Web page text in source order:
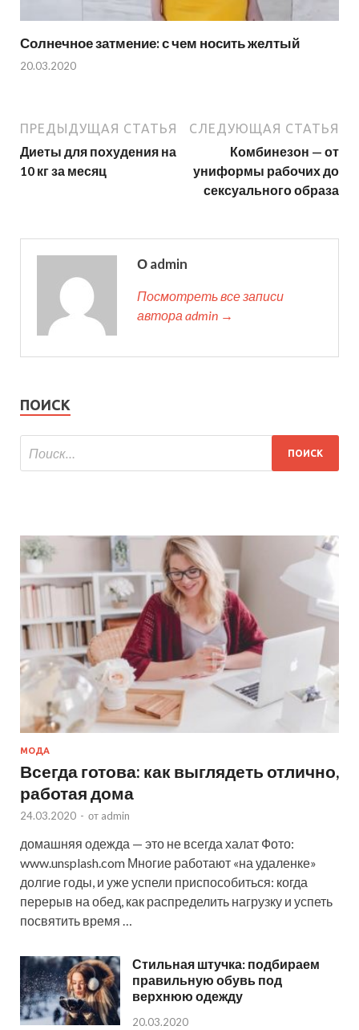
Солнечное затмение: с чем носить желтый
20.03.2020
ПРЕДЫДУЩАЯ СТАТЬЯ
Диеты для похудения на
10 кг за месяц
СЛЕДУЮЩАЯ СТАТЬЯ
Комбинезон — от
униформы рабочих до
сексуального образа
О admin
Посмотреть все записи
автора admin →
ПОИСК
МОДА
Всегда готова: как выглядеть отлично,
работая дома
24.03.2020 - от admin
домашняя одежда — это не всегда халат Фото:
www.unsplash.com Многие работают «на удаленке»
долгие годы, и уже успели приспособиться: когда
перерыв на обед, как распределить нагрузку и успеть
посвятить время …
Стильная штучка: подбираем
правильную обувь под
верхнюю одежду
20.03.2020